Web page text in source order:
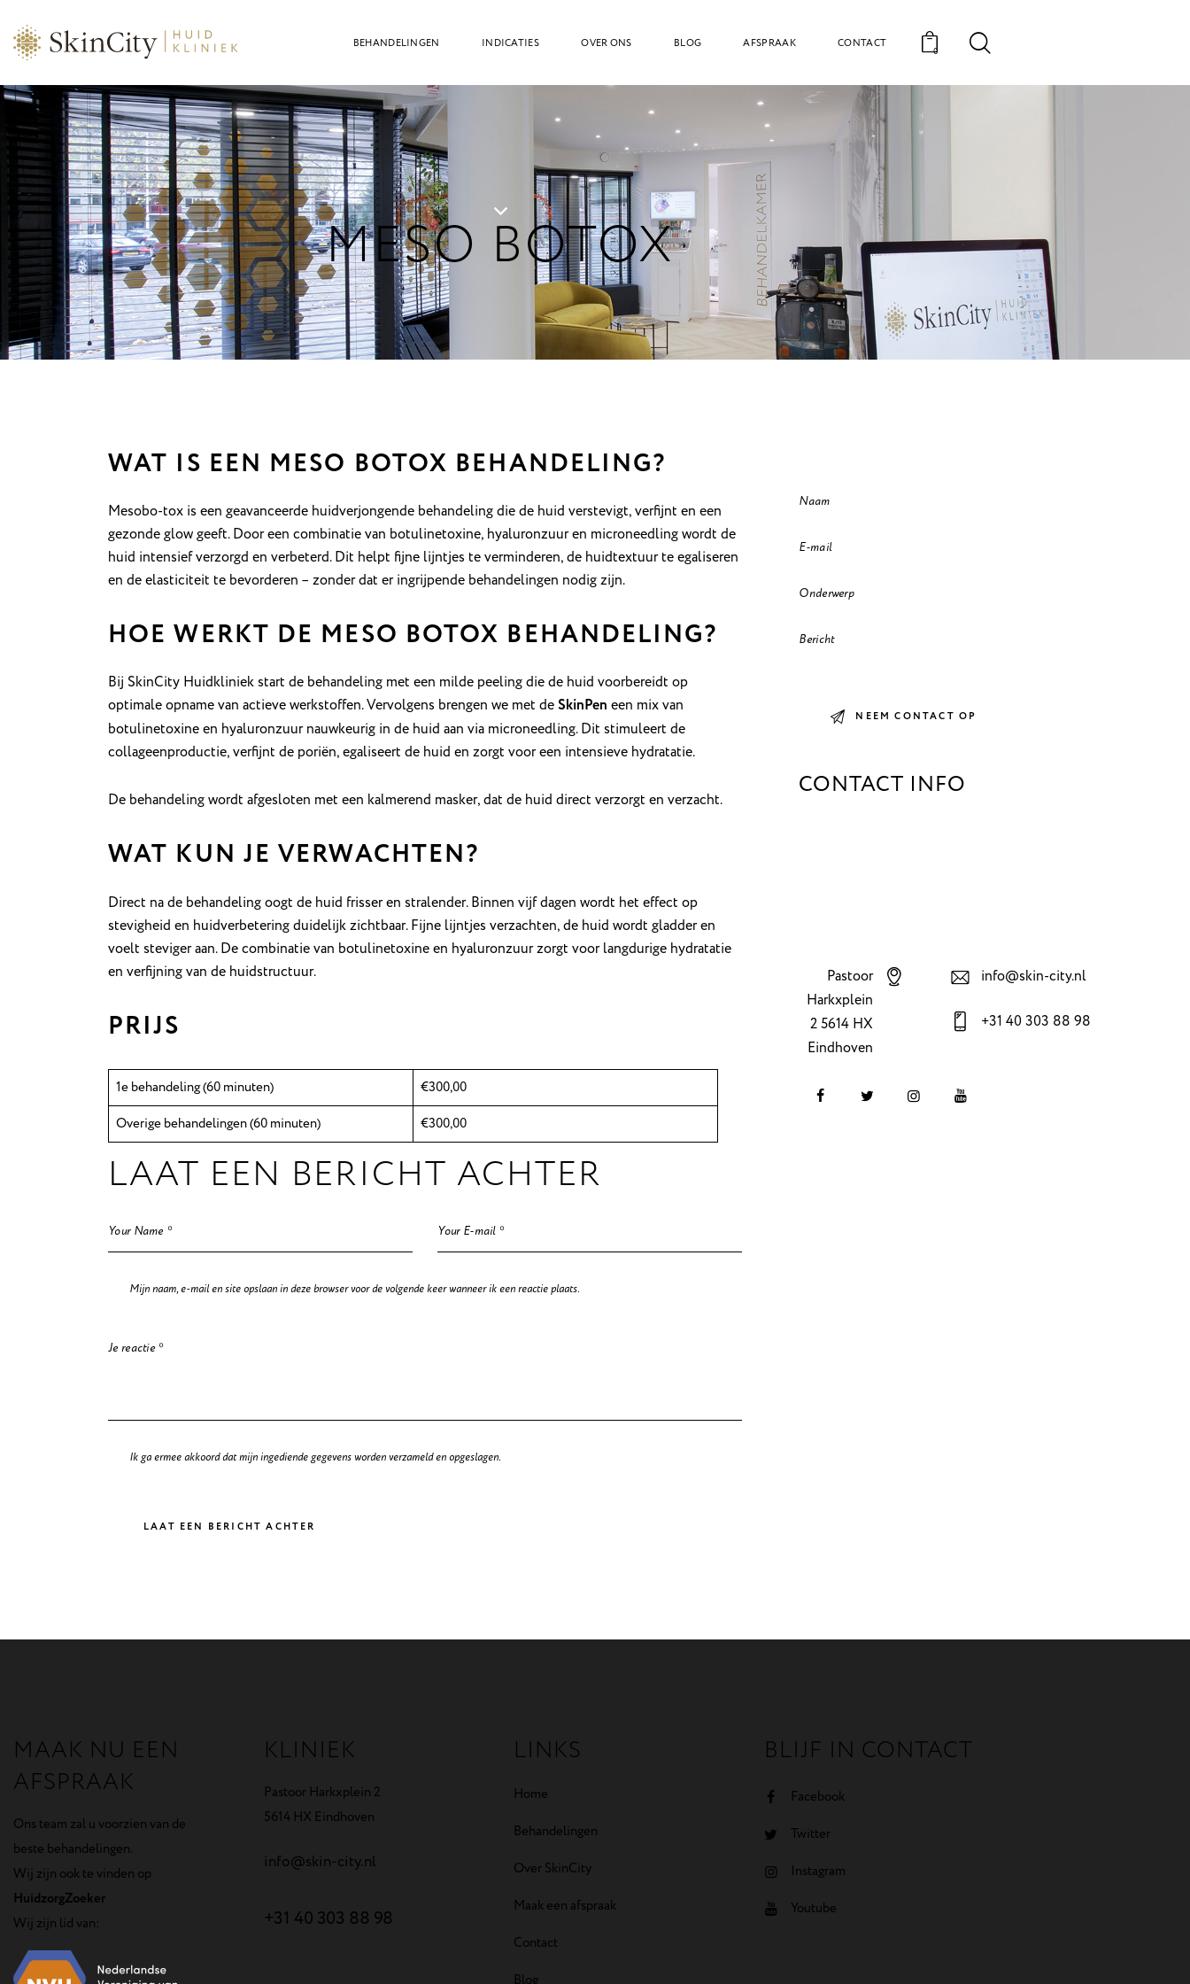
BEHANDELINGEN INDICATIES OVER ONS BLOG AFSPRAAK CONTACT
0
MESO BOTOX
WAT IS EEN MESO BOTOX BEHANDELING?
Mesobo-tox is een geavanceerde huidverjongende behandeling die de huid verstevigt, verfijnt en een
gezonde glow geeft. Door een combinatie van botulinetoxine, hyaluronzuur en microneedling wordt de
huid intensief verzorgd en verbeterd. Dit helpt fijne lijntjes te verminderen, de huidtextuur te egaliseren
en de elasticiteit te bevorderen – zonder dat er ingrijpende behandelingen nodig zijn.
HOE WERKT DE MESO BOTOX BEHANDELING?
Bij SkinCity Huidkliniek start de behandeling met een milde peeling die de huid voorbereidt op
optimale opname van actieve werkstoffen. Vervolgens brengen we met deSkinPen een mix van
botulinetoxine en hyaluronzuur nauwkeurig in de huid aan via microneedling. Dit stimuleert de
collageenproductie, verfijnt de poriën, egaliseert de huid en zorgt voor een intensieve hydratatie.
De behandeling wordt afgesloten met een kalmerend masker, dat de huid direct verzorgt en verzacht.
WAT KUN JE VERWACHTEN?
Direct na de behandeling oogt de huid frisser en stralender. Binnen vijf dagen wordt het effect op
stevigheid en huidverbetering duidelijk zichtbaar. Fijne lijntjes verzachten, de huid wordt gladder en
voelt steviger aan. De combinatie van botulinetoxine en hyaluronzuur zorgt voor langdurige hydratatie
en verfijning van de huidstructuur.
PRIJS
1e behandeling (60 minuten)
€300,00
Overige behandelingen (60 minuten)
€300,00
LAAT EEN BERICHT ACHTER
Mijn naam, e-mail en site opslaan in deze browser voor de volgende keer wanneer ik een reactie plaats.
Ik ga ermee akkoord dat mijn ingediende gegevens worden verzameld en opgeslagen.
CONTACT INFO
Pastoor
Harkxplein
2 5614 HX
Eindhoven
info@skin-city.nl
+31 40 303 88 98
MAAK NU EEN
AFSPRAAK
Ons team zal u voorzien van de
beste behandelingen.
Wij zijn ook te vinden op
HuidzorgZoeker
Wij zijn lid van:
KLINIEK
Pastoor Harkxplein 2
5614 HX Eindhoven
info@skin-city.nl
+31 40 303 88 98
LINKS
Home
Behandelingen
Over SkinCity
Maak een afspraak
Contact
Blog
BLIJF IN CONTACT
Facebook
Twitter
Instagram
Youtube